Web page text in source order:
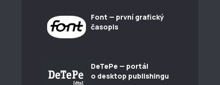
Font — první grafický
časopis
DeTePe — portál
o desktop publishingu